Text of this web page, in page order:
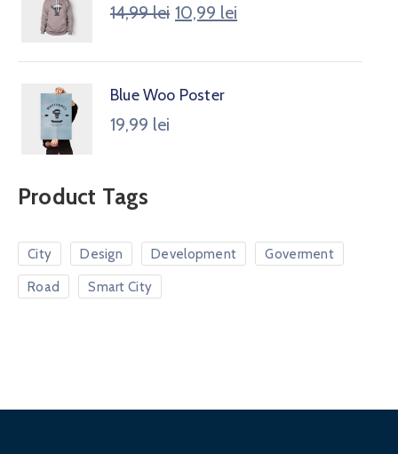
14,99lei 10,99 lei
Blue Woo Poster
19,99 lei
Product Tags
City Design Development Goverment
Road Smart City